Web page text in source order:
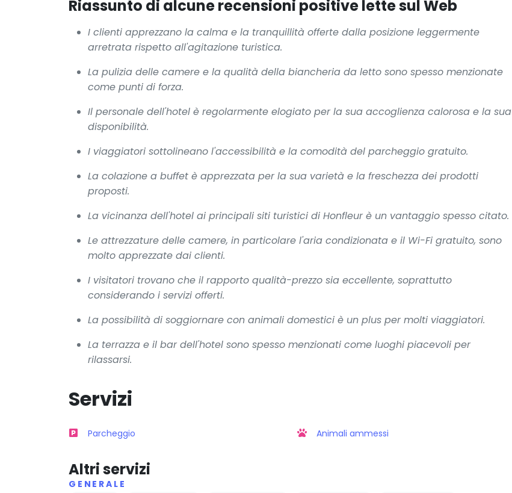
Riassunto di alcune recensioni positive lette sul Web
I clienti apprezzano la calma e la tranquillità offerte dalla posizione leggermente
arretrata rispetto all'agitazione turistica.
La pulizia delle camere e la qualità della biancheria da letto sono spesso menzionate
come punti di forza.
Il personale dell'hotel è regolarmente elogiato per la sua accoglienza calorosa e la sua
disponibilità.
I viaggiatori sottolineano l'accessibilità e la comodità del parcheggio gratuito.
La colazione a buffet è apprezzata per la sua varietà e la freschezza dei prodotti
proposti.
La vicinanza dell'hotel ai principali siti turistici di Honfleur è un vantaggio spesso citato.
Le attrezzature delle camere, in particolare l'aria condizionata e il Wi-Fi gratuito, sono
molto apprezzate dai clienti.
I visitatori trovano che il rapporto qualità-prezzo sia eccellente, soprattutto
considerando i servizi offerti.
La possibilità di soggiornare con animali domestici è un plus per molti viaggiatori.
La terrazza e il bar dell'hotel sono spesso menzionati come luoghi piacevoli per
rilassarsi.
Servizi
Parcheggio Animali ammessi
Altri servizi
GENERALE